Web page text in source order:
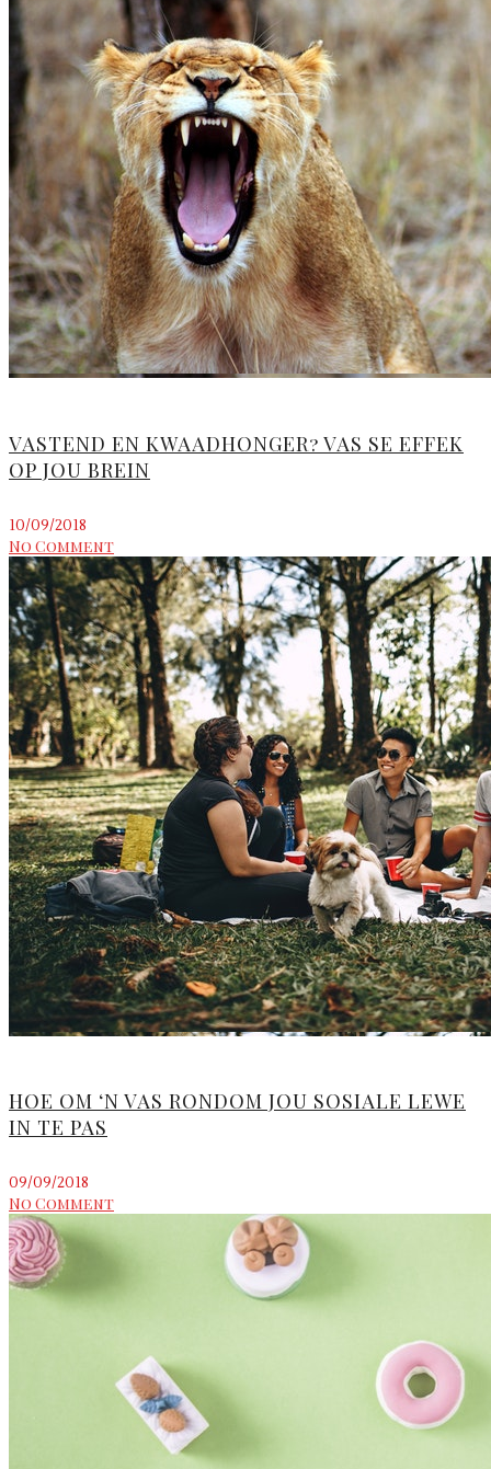
VASTEND EN KWAADHONGER? VAS SE EFFEK
OP JOU BREIN
10/09/2018
No Comment
HOE OM ‘N VAS RONDOM JOU SOSIALE LEWE
IN TE PAS
09/09/2018
No Comment